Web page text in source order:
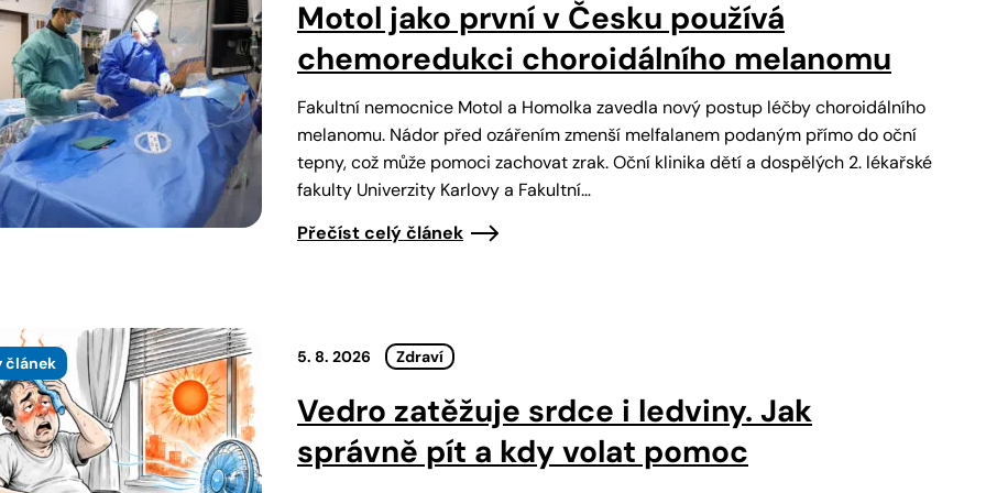
Motol jako první v Česku používá
chemoredukci choroidálního melanomu
Fakultní nemocnice Motol a Homolka zavedla nový postup léčby choroidálního
melanomu. Nádor před ozářením zmenší melfalanem podaným přímo do oční
tepny, což může pomoci zachovat zrak. Oční klinika dětí a dospělých 2. lékařské
fakulty Univerzity Karlovy a Fakultní…
Přečíst celý článek
článek 5. 8. 2026 Zdraví
Vedro zatěžuje srdce i ledviny. Jak
správně pít a kdy volat pomoc